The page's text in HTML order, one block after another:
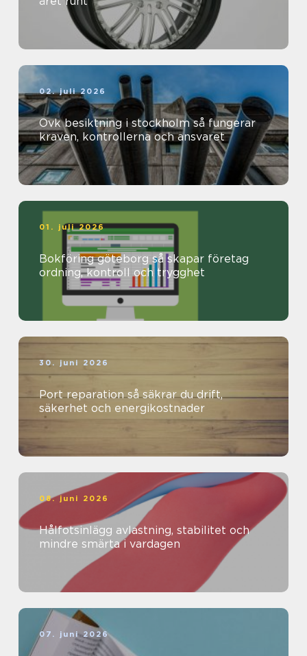
02. juli 2026
Ovk besiktning i stockholm så fungerar
kraven, kontrollerna och ansvaret
01. juli 2026
Bokföring göteborg så skapar företag
ordning, kontroll och trygghet
30. juni 2026
Port reparation så säkrar du drift,
säkerhet och energikostnader
08. juni 2026
Hålfotsinlägg avlastning, stabilitet och
mindre smärta i vardagen
07. juni 2026